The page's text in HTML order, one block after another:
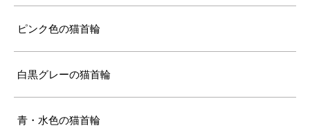
ピンク色の猫首輪
白黒グレーの猫首輪
青・水色の猫首輪